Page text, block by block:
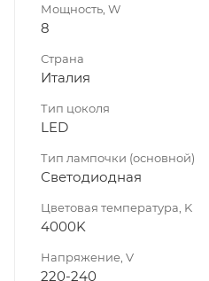
Мощность, W
8
Страна
Италия
Тип цоколя
LED
Тип лампочки (основной)
Светодиодная
Цветовая температура, K
4000K
Напряжение, V
220-240